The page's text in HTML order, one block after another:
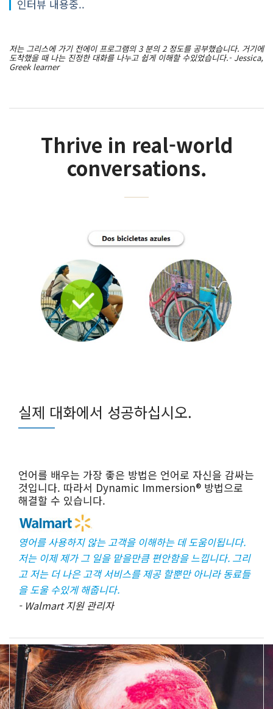
인터뷰 내용중..
저는 그리스에 가기 전에이 프로그램의 3 분의 2 정도를 공부했습니다. 거기에
도착했을 때 나는 진정한 대화를 나누고 쉽게 이해할 수있었습니다.- Jessica,
Greek learner
Thrive in real-world
conversations.
실제 대화에서 성공하십시오.
언어를 배우는 가장 좋은 방법은 언어로 자신을 감싸는
것입니다. 따라서 Dynamic Immersion® 방법으로
해결할 수 있습니다.
영어를 사용하지 않는 고객을 이해하는 데 도움이됩니다.
저는 이제 제가 그 일을 맡을만큼 편안함을 느낍니다. 그리
고 저는 더 나은 고객 서비스를 제공 할뿐만 아니라 동료들
을 도울 수있게 해줍니다.
- Walmart 지원 관리자